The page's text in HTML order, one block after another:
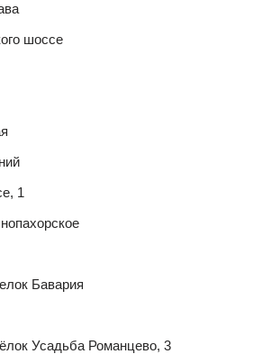
шоссе
1
Бавария
Усадьба Романцево, 3